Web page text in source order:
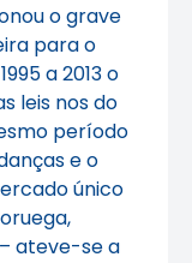
o grave
para o
a 2013 o
leis nos do
período
e o
único
ateve-se a